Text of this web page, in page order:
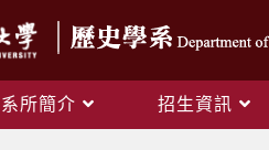
系所簡介 招生資訊